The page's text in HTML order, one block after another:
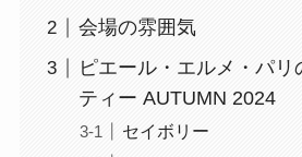
会場の雰囲気
ピエール・エルメ・パリ
ティー AUTUMN 2024
セイボリー